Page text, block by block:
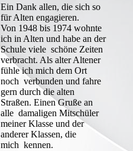
Ein Dank allen, die sich so
für Alten engagieren.
Von 1948 bis 1974 wohnte
ich in Alten und habe an der
Schule viele schöne Zeiten
verbracht. Als alter Altener
fühle ich mich dem Ort
noch verbunden und fahre
gern durch die alten
Straßen. Einen Gruße an
alle damaligen Mitschüler
meiner Klasse und der
anderer Klassen, die
mich kennen.